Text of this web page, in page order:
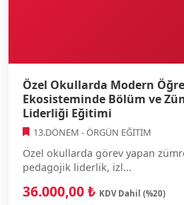
Özel Okullarda Modern
Ekosisteminde Bölüm ve
Liderliği Eğitimi
13.DÖNEM - ÖRGÜN EĞİTİM
Özel okullarda görev yapan
pedagojik liderlik, izl...
36.000,00 ₺ KDV Dahil (%20)